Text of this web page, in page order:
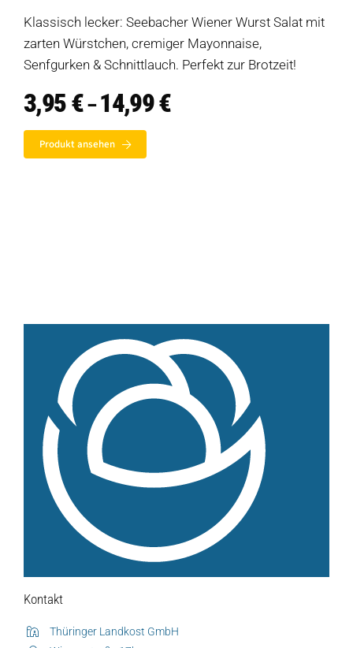
Klassisch lecker: Seebacher Wiener Wurst Salat mit
zarten Würstchen, cremiger Mayonnaise,
Senfgurken & Schnittlauch. Perfekt zur Brotzeit!
3,95€ –14,99€Preisspanne:
3,95 €
Produkt ansehen
Kontakt
Thüringer Landkost GmbH
Produkte
Produkt-Übersicht
Verkaufswagen-Tour
Weitere Verkaufsstellen
Über uns
Unsere Marken-Familie